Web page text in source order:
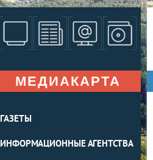
МЕДИАКАРТА
ГАЗЕТЫ
ИНФОРМАЦИОННЫЕ АГЕНТСТВА